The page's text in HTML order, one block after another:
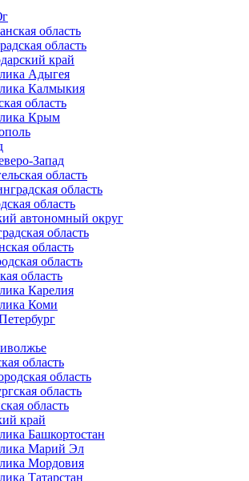
область
область
край
Адыгея
Калмыкия
область
Крым
Запад
область
область
область
автономный округ
область
область
область
область
Карелия
Коми
область
область
область
область
край
Башкортостан
Марий Эл
Мордовия
Татарстан